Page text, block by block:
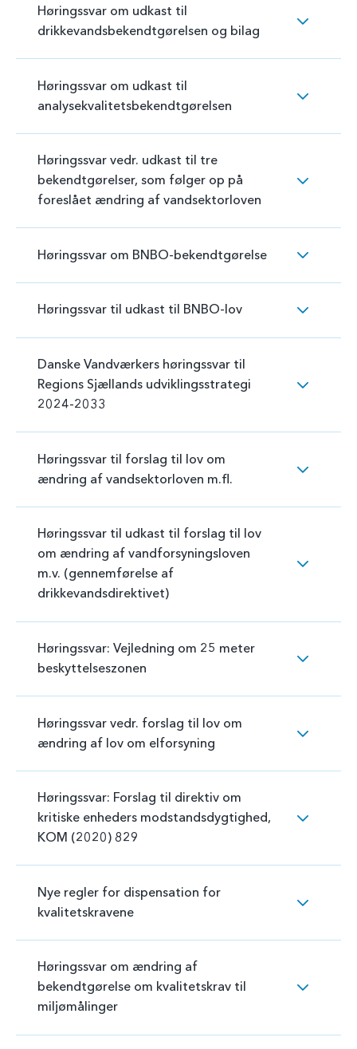
Høringssvar om ændring af
bekendtgørelse om kvalitetskrav til
miljømålinger
Nye regler for dispensation for
kvalitetskravene
Høringssvar: Forslag til direktiv om
kritiske enheders modstandsdygtighed,
KOM (2020) 829
Høringssvar vedr. forslag til lov om
ændring af lov om elforsyning
Høringssvar: Vejledning om 25 meter
beskyttelseszonen
Høringssvar til udkast til forslag til lov
om ændring af vandforsyningsloven
m.v. (gennemførelse af
drikkevandsdirektivet)
Høringssvar til forslag til lov om
ændring af vandsektorloven m.fl.
Danske Vandværkers høringssvar til
Regions Sjællands udviklingsstrategi
2024-2033
Høringssvar til udkast til BNBO-lov
Høringssvar om BNBO-bekendtgørelse
Høringssvar vedr. udkast til tre
bekendtgørelser, som følger op på
foreslået ændring af vandsektorloven
Høringssvar om udkast til
analysekvalitetsbekendtgørelsen
Høringssvar om udkast til
drikkevandsbekendtgørelsen og bilag